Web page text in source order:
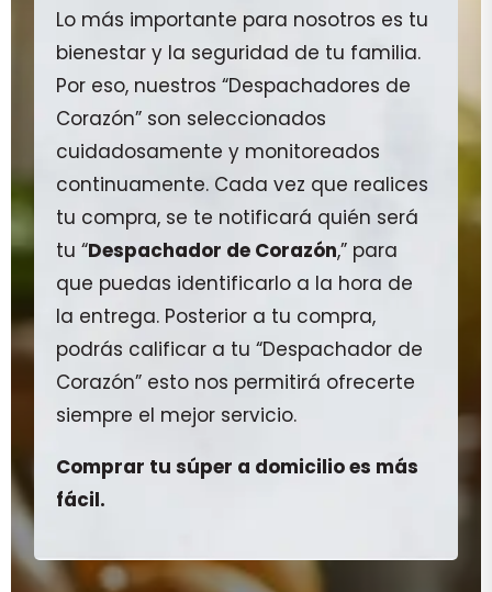
Lo más importante para nosotros es tu
bienestar y la seguridad de tu familia.
Por eso, nuestros “Despachadores de
Corazón” son seleccionados
cuidadosamente y monitoreados
continuamente. Cada vez que realices
tu compra, se te notificará quién será
tu “Despachador de Corazón,” para
que puedas identificarlo a la hora de
la entrega. Posterior a tu compra,
podrás calificar a tu “Despachador de
Corazón” esto nos permitirá ofrecerte
siempre el mejor servicio.
Comprar tu súper a domicilio es más
fácil.